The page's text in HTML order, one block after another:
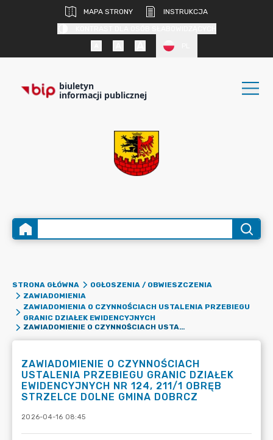
MAPA STRONY
INSTRUKCJA
biuletyn
informacji publicznej
STRONA GŁÓWNA
OGŁOSZENIA / OBWIESZCZENIA
ZAWIADOMIENIA
ZAWIADOMIENIA O CZYNNOŚCIACH USTALENIA PRZEBIEGU
GRANIC DZIAŁEK EWIDENCYJNYCH
ZAWIADOMIENIE O CZYNNOŚCIACH USTALENIA PRZEBIEGU GRANIC DZIAŁEK EWIDENCYJNYCH NR 124, 211/1 OBRĘB STRZELCE DOLNE GMINA DOBRCZ
ZAWIADOMIENIE O CZYNNOŚCIACH
USTALENIA PRZEBIEGU GRANIC DZIAŁEK
EWIDENCYJNYCH NR 124, 211/1 OBRĘB
STRZELCE DOLNE GMINA DOBRCZ
2026-04-16 08:45